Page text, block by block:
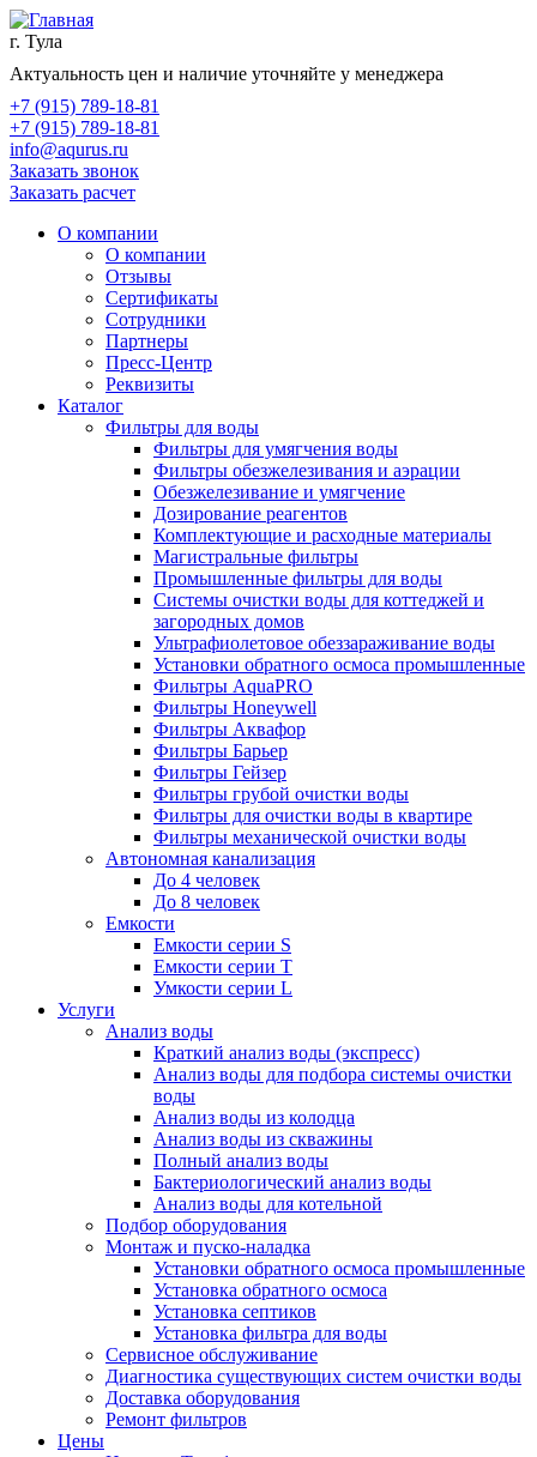
г. Тула
Актуальность цен и наличие уточняйте у менеджера
+7 (915) 789-18-81
+7 (915) 789-18-81
info@aqurus.ru
Заказать звонок
Заказать расчет
О компании
О компании
Отзывы
Сертификаты
Сотрудники
Партнеры
Пресс-Центр
Реквизиты
Каталог
Фильтры для воды
Фильтры для умягчения воды
Фильтры обезжелезивания и аэрации
Обезжелезивание и умягчение
Дозирование реагентов
Комплектующие и расходные материалы
Магистральные фильтры
Промышленные фильтры для воды
Системы очистки воды для коттеджей и
загородных домов
Ультрафиолетовое обеззараживание воды
Установки обратного осмоса промышленные
Фильтры AquaPRO
Фильтры Honeywell
Фильтры Аквафор
Фильтры Барьер
Фильтры Гейзер
Фильтры грубой очистки воды
Фильтры для очистки воды в квартире
Фильтры механической очистки воды
Автономная канализация
До 4 человек
До 8 человек
Емкости
Емкости серии S
Емкости серии Т
Умкости серии L
Услуги
Анализ воды
Краткий анализ воды (экспресс)
Анализ воды для подбора системы очистки
воды
Анализ воды из колодца
Анализ воды из скважины
Полный анализ воды
Бактериологический анализ воды
Анализ воды для котельной
Подбор оборудования
Монтаж и пуско-наладка
Установки обратного осмоса промышленные
Установка обратного осмоса
Установка септиков
Установка фильтра для воды
Сервисное обслуживание
Диагностика существующих систем очистки воды
Доставка оборудования
Ремонт фильтров
Цены